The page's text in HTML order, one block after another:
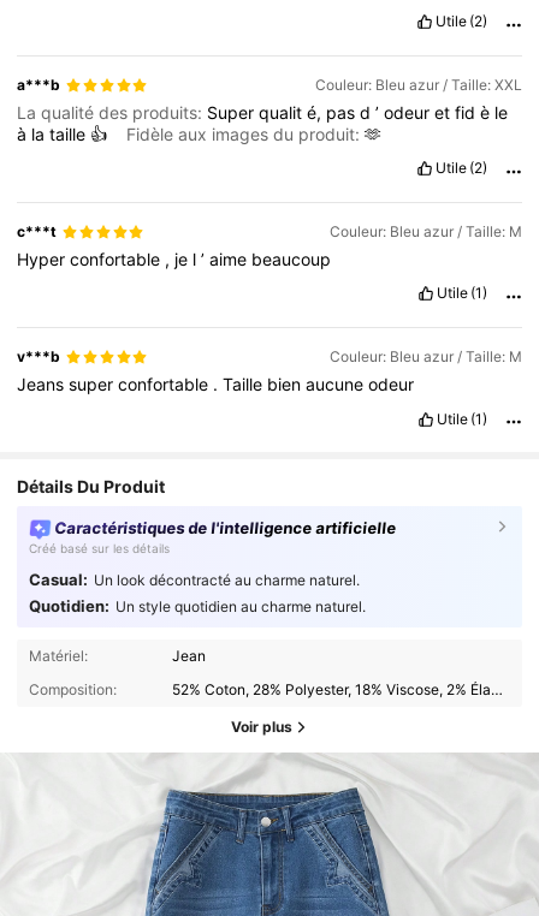
Utile (2)
a***b Couleur: Bleu azur / Taille: XXL
La qualité des produits: Superqualité, pasd’odeuretfidè le
à lataille 👍 Fidèle aux images du produit:🫶
Utile (2)
c***t Couleur: Bleu azur / Taille: M
Hyperconfortable , je l’aime beaucoup
Utile (1)
v***b Couleur: Bleu azur / Taille: M
Jeanssuperconfortable .Taille bienaucuneodeur
Utile (1)
Détails Du Produit
Caractéristiques de l'intelligence artificielle
Créé basé sur les détails
Casual: Un look décontracté au charme naturel.
Quotidien: Un style quotidien au charme naturel.
Matériel:
Jean
Composition:
52% Coton, 28% Polyester, 18% Viscose, 2% Élasthanne
Voir plus